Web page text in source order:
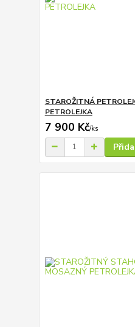
STAROŽITNÁ
PETROLEJKA
7 900 Kč/ks